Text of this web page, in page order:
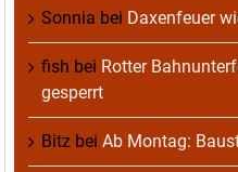
Sonnia bei Daxenfeuer
fish bei Rotter
gesperrt
Bitz bei Ab Montag: